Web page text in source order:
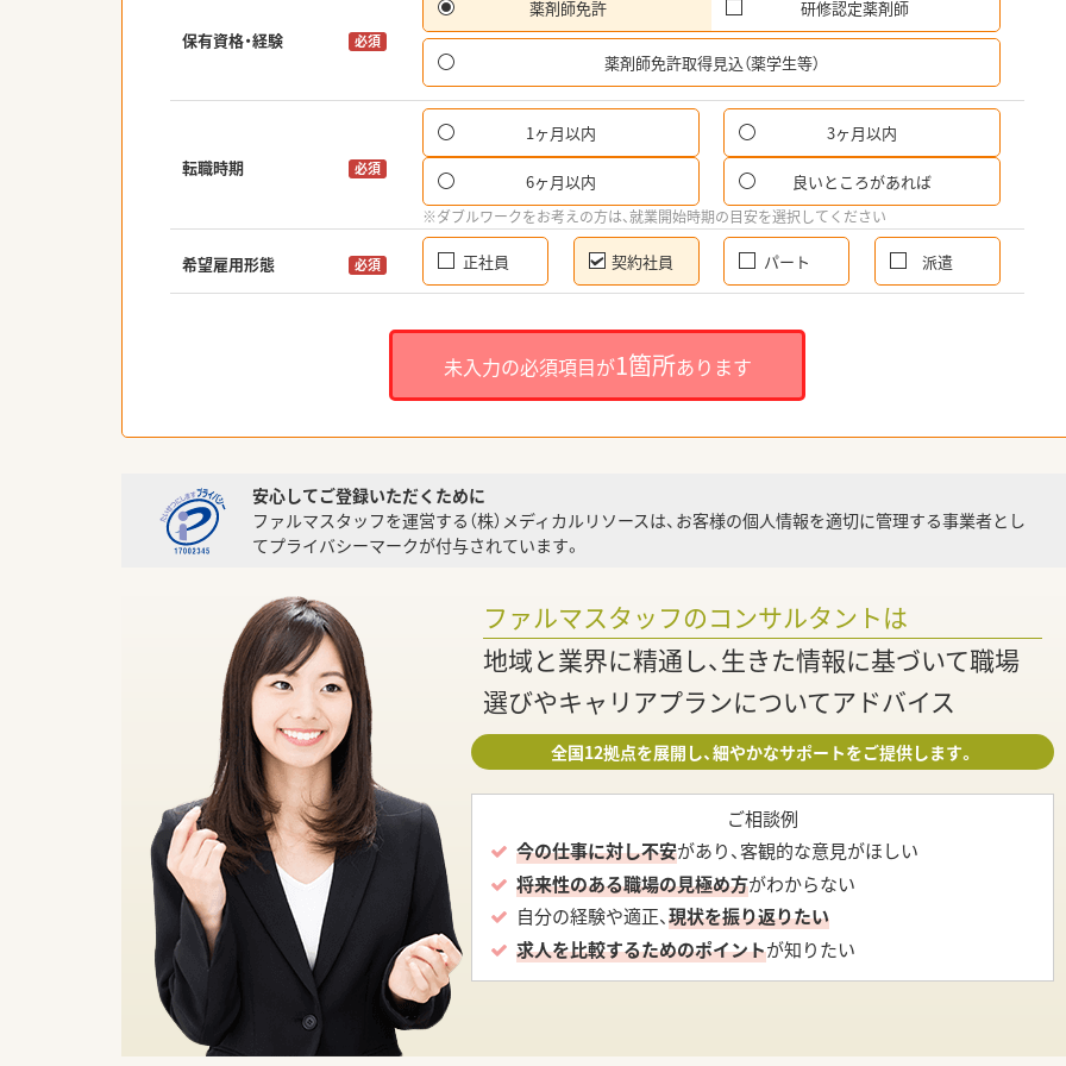
保有資格・経験 必須
薬剤師免許 研修認定薬剤師
薬剤師免許取得見込（薬学生等）
転職時期 必須
1ヶ月以内 3ヶ月以内
6ヶ月以内 良いところがあれば
※ダブルワークをお考えの方は、就業開始時期の目安を選択してください
希望雇用形態 必須 正社員 契約社員 パート 派遣
未入力の必須項目が1箇所あります
安心してご登録いただくために
ファルマスタッフを運営する（株）メディカルリソースは、お客様の個人情報を適切に管理する事業者とし
てプライバシーマークが付与されています。
ファルマスタッフのコンサルタントは
地域と業界に精通し、生きた情報に基づいて職場
選びやキャリアプランについてアドバイス
全国12拠点を展開し、細やかなサポートをご提供します。
ご相談例
今の仕事に対し不安があり、客観的な意見がほしい
将来性のある職場の見極め方がわからない
自分の経験や適正、現状を振り返りたい
求人を比較するためのポイントが知りたい